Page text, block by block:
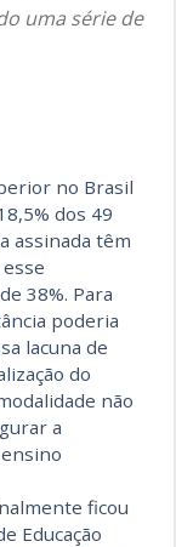
uma série de
no Brasil
dos 49
assinada têm
38%. Para
poderia
lacuna de
do
não
a
ficou
Educação